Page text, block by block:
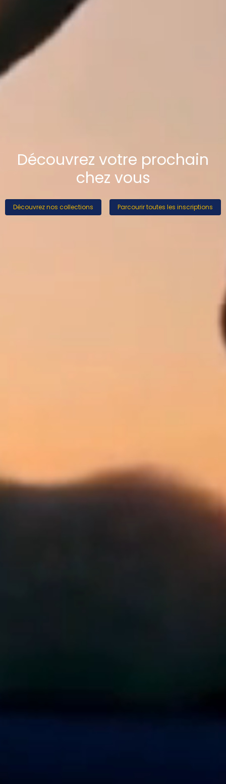
Découvrez votre prochain
chez vous
Découvrez nos collections Parcourir toutes les inscriptions